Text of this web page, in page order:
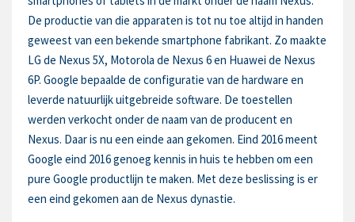
De productie van die apparaten is tot nu toe altijd in handen
geweest van een bekende smartphone fabrikant. Zo maakte
LG de Nexus 5X, Motorola de Nexus 6 en Huawei de Nexus
6P. Google bepaalde de configuratie van de hardware en
leverde natuurlijk uitgebreide software. De toestellen
werden verkocht onder de naam van de producent en
Nexus. Daar is nu een einde aan gekomen. Eind 2016 meent
Google eind 2016 genoeg kennis in huis te hebben om een
pure Google productlijn te maken. Met deze beslissing is er
een eind gekomen aan de Nexus dynastie.